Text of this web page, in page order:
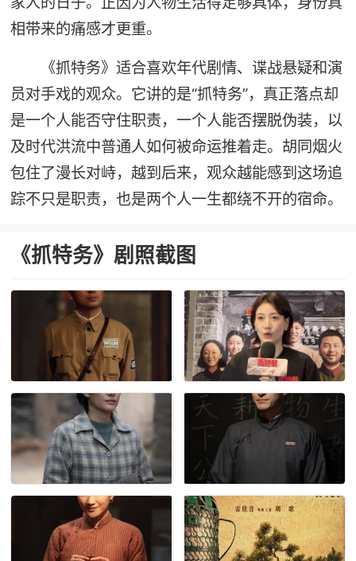
相带来的痛感才更重。
《抓特务》适合喜欢年代剧情、谍战悬疑和演
员对手戏的观众。它讲的是“抓特务”，真正落点却
是一个人能否守住职责，一个人能否摆脱伪装，以
及时代洪流中普通人如何被命运推着走。胡同烟火
包住了漫长对峙，越到后来，观众越能感到这场追
踪不只是职责，也是两个人一生都绕不开的宿命。
《抓特务》剧照截图